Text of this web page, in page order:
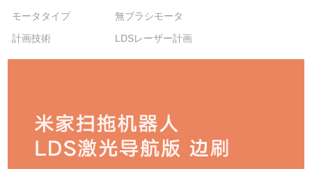
モータタイプ
無ブラシモータ
計画技術
LDSレーザー計画